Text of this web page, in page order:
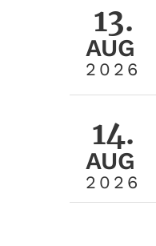
13.
AUG
2026
14.
AUG
2026